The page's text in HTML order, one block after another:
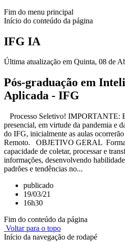
Fim do menu principal
Início do conteúdo da página
IFG IA
Última atualização em Quinta, 08 de
Pós-graduação em
Aplicada - IFG
Processo Seletivo! IMPORTANTE:
presencial, em virtude da pandemia e
do IFG, inicialmente as aulas
Remoto. OBJETIVO GERAL
capacidade de coletar, processar e
informações, desenvolvendo
padrões e tendências no...
publicado
19/03/21
16h30
Fim do conteúdo da página
Voltar para o topo
Início da navegação de rodapé